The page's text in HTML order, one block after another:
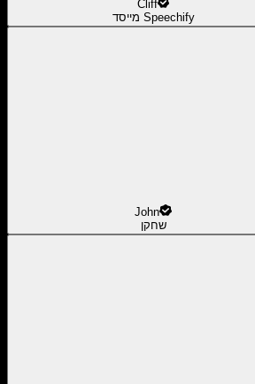
Cliff
מייסד Speechify
John
שחקן